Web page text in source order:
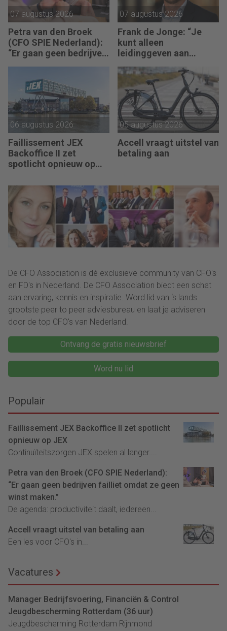
07 augustus 2026
Petra van den Broek
(CFO SPIE Nederland):
“Er gaan geen bedrijven
07 augustus 2026
Frank de Jonge: “Je
kunt alleen
leidinggeven aan
kunt geven aan jezelf.”
06 augustus 2026
Faillissement JEX
Backoffice II zet
spotlicht opnieuw op
05 augustus 2026
Accell vraagt uitstel van
betaling aan
De CFO Association is dé exclusieve community van CFO's
en FD's in Nederland. De CFO Association biedt een schat
aan ervaring, kennis en inspiratie. Word lid van ‘s lands
grootste peer to peer adviesbureau en laat je adviseren
door de top CFO's van Nederland.
Ontvang de gratis nieuwsbrief
Word nu lid
Populair
Faillissement JEX Backoffice II zet spotlicht
opnieuw op JEX
Continuïteitszorgen JEX spelen al langer....
Petra van den Broek (CFO SPIE Nederland):
“Er gaan geen bedrijven failliet omdat ze geen
winst maken.”
De agenda: productiviteit daalt, iedereen...
Accell vraagt uitstel van betaling aan
Een les voor CFO's in...
Vacatures
Manager Bedrijfsvoering, Financiën & Control
Jeugdbescherming Rotterdam (36 uur)
Jeugdbescherming Rotterdam Rijnmond